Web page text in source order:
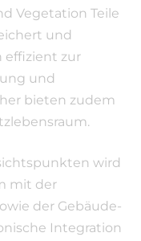
Vegetation Teile
und
effizient zur
und
bieten zudem
wird
mit der
der Gebäude-
Integration